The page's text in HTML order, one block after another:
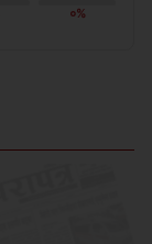
०%